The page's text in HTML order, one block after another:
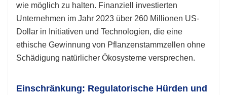
wie möglich zu halten. Finanziell investierten
Unternehmen im Jahr 2023 über 260 Millionen US-
Dollar in Initiativen und Technologien, die eine
ethische Gewinnung von Pflanzenstammzellen ohne
Schädigung natürlicher Ökosysteme versprechen.
Einschränkung: Regulatorische Hürden und